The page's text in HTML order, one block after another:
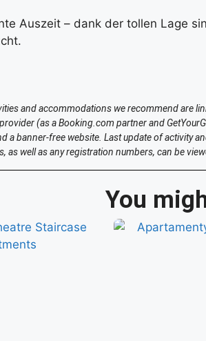
Auszeit – dank der tollen Lage
and accommodations we recommend are
(as a Booking.com partner and
a banner-free website. Last update of activity
as well as any registration numbers, can be
You